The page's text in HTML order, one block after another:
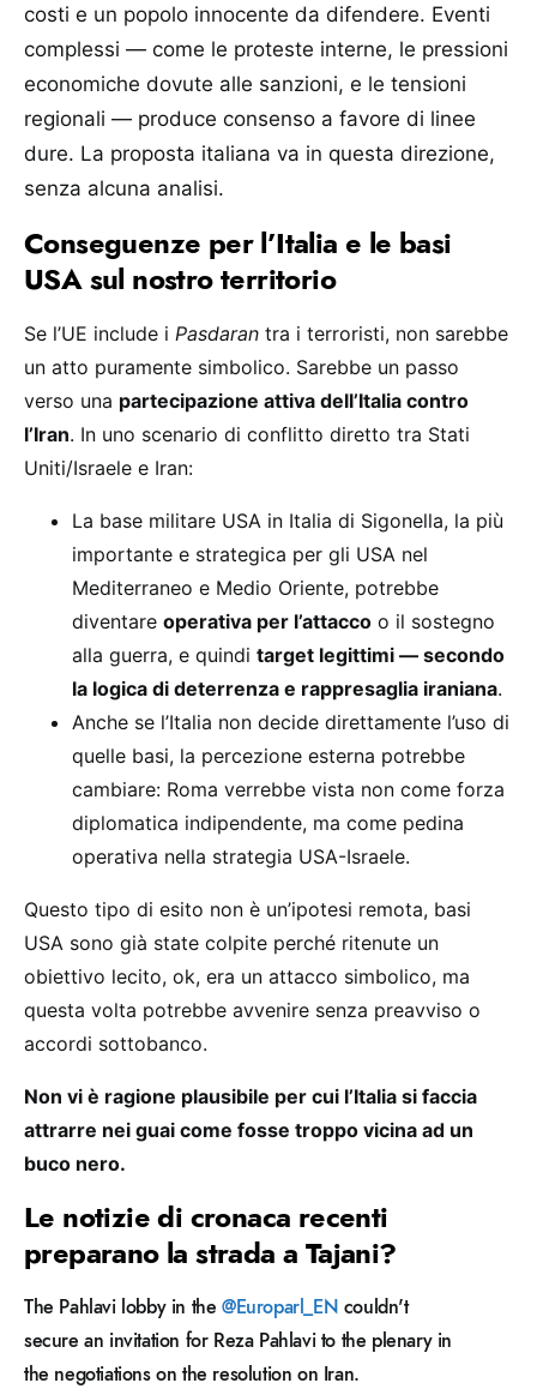
costi e un popolo innocente da difendere. Eventi
complessi — come le proteste interne, le pressioni
economiche dovute alle sanzioni, e le tensioni
regionali — produce consenso a favore di linee
dure. La proposta italiana va in questa direzione,
senza alcuna analisi.
Conseguenze per l’Italia e le basi
USA sul nostro territorio
Se l’UE include i Pasdaran tra i terroristi, non sarebbe
un atto puramente simbolico. Sarebbe un passo
verso una partecipazione attiva dell’Italia contro
l’Iran. In uno scenario di conflitto diretto tra Stati
Uniti/Israele e Iran:
La base militare USA in Italia di Sigonella, la più
importante e strategica per gli USA nel
Mediterraneo e Medio Oriente, potrebbe
diventare operativa per l’attacco o il sostegno
alla guerra, e quindi target legittimi — secondo
la logica di deterrenza e rappresaglia iraniana.
Anche se l’Italia non decide direttamente l’uso di
quelle basi, la percezione esterna potrebbe
cambiare: Roma verrebbe vista non come forza
diplomatica indipendente, ma come pedina
operativa nella strategia USA-Israele.
Questo tipo di esito non è un’ipotesi remota, basi
USA sono già state colpite perché ritenute un
obiettivo lecito, ok, era un attacco simbolico, ma
questa volta potrebbe avvenire senza preavviso o
accordi sottobanco.
Non vi è ragione plausibile per cui l’Italia si faccia
attrarre nei guai come fosse troppo vicina ad un
buco nero.
Le notizie di cronaca recenti
preparano la strada a Tajani?
The Pahlavi lobby in the@Europarl_EN couldn't
secure an invitation for Reza Pahlavi to the plenary in
the negotiations on the resolution on Iran.